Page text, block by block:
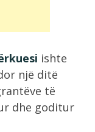
ishte
një ditë
të
dhe goditur